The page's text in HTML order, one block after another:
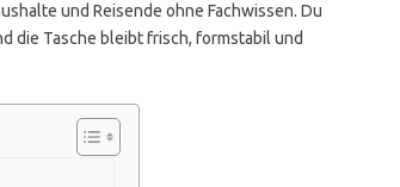
und Reisende ohne Fachwissen. Du
die Tasche bleibt frisch, formstabil und